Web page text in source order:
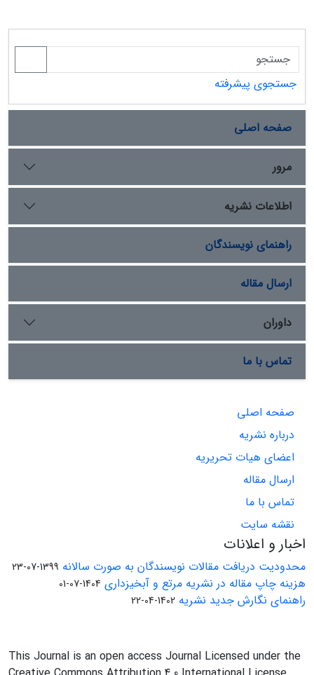
جستجوی پیشرفته
صفحه اصلی
مرور
اطلاعات نشریه
راهنمای نویسندگان
ارسال مقاله
داوران
تماس با ما
صفحه اصلی
درباره نشریه
اعضای هیات تحریریه
ارسال مقاله
تماس با ما
نقشه سایت
اخبار و اعلانات
محدودیت دریافت مقالات نویسندگان به صورت سالانه 1399-07-23
هزینه چاپ مقاله در نشریه مرتع و آبخیزداری 1404-07-01
راهنمای نگارش جدید نشریه 1402-04-22
This Journal is an open access Journal Licensed under the